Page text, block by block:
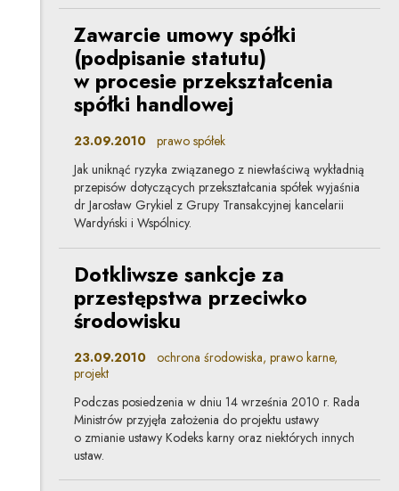
Zawarcie umowy spółki
(podpisanie statutu)
w procesie przekształcenia
spółki handlowej
23.09.2010 prawo spółek
Jak uniknąć ryzyka związanego z niewłaściwą wykładnią
przepisów dotyczących przekształcania spółek wyjaśnia
dr Jarosław Grykiel z Grupy Transakcyjnej kancelarii
Wardyński i Wspólnicy.
Dotkliwsze sankcje za
przestępstwa przeciwko
środowisku
23.09.2010 ochrona środowiska, prawo karne,
projekt
Podczas posiedzenia w dniu 14 września 2010 r. Rada
Ministrów przyjęła założenia do projektu ustawy
o zmianie ustawy Kodeks karny oraz niektórych innych
ustaw.